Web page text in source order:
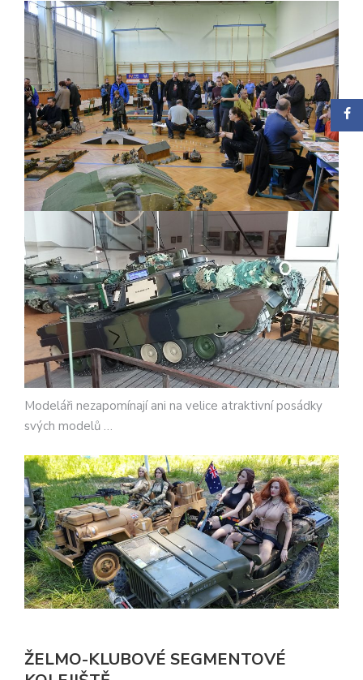
Modeláři nezapomínají ani na velice atraktivní posádky
svých modelů …
ŽELMO-KLUBOVÉ SEGMENTOVÉ